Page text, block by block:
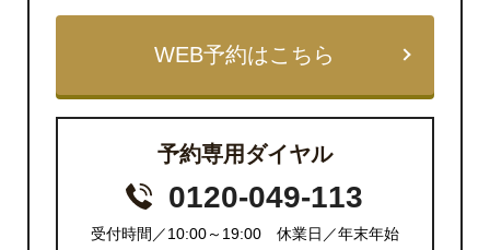
WEB予約はこちら
予約専用ダイヤル
0120-049-113
受付時間／10:00～19:00 休業日／年末年始